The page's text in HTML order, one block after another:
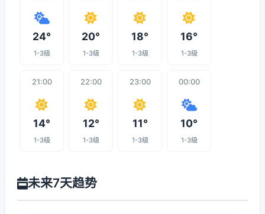
24°
1-3级
20°
1-3级
18°
1-3级
16°
1-3级
21:00
14°
1-3级
22:00
12°
1-3级
23:00
11°
1-3级
00:00
10°
1-3级
未来7天趋势